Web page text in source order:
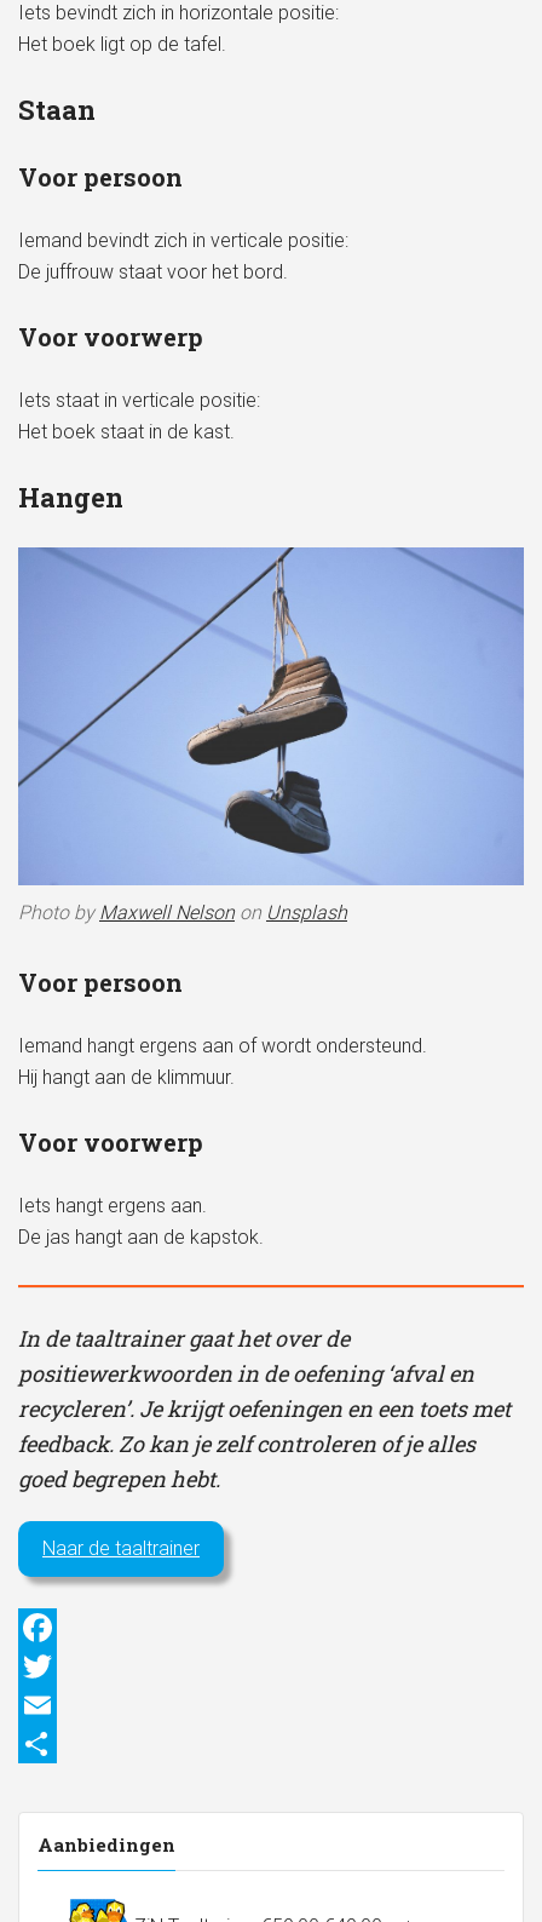
Iets bevindt zich in horizontale positie:
Het boek ligt op de tafel.
Staan
Voor persoon
Iemand bevindt zich in verticale positie:
De juffrouw staat voor het bord.
Voor voorwerp
Iets staat in verticale positie:
Het boek staat in de kast.
Hangen
Photo by Maxwell Nelsonon Unsplash
Voor persoon
Iemand hangt ergens aan of wordt ondersteund.
Hij hangt aan de klimmuur.
Voor voorwerp
Iets hangt ergens aan.
De jas hangt aan de kapstok.
In de taaltrainer gaat het over de
positiewerkwoorden in de oefening ‘afval en
recycleren’. Je krijgt oefeningen en een toets met
feedback. Zo kan je zelf controleren of je alles
goed begrepen hebt.
Naar de taaltrainer
Facebook
Twitter
Email
Aanbiedingen